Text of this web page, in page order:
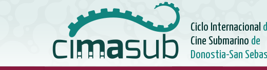
Ciclo Internacional
Cine Submarino de
Donostia-San